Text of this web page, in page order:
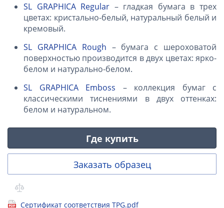
SL GRAPHICA Regular – гладкая бумага в трех
цветах: кристально-белый, натуральный белый и
кремовый.
SL GRAPHICA Rough – бумага с шероховатой
поверхностью производится в двух цветах: ярко-
белом и натурально-белом.
SL GRAPHICA Emboss
– коллекция бумаг с
классическими тиснениями в двух оттенках:
белом и натуральном.
Где купить
Заказать образец
Сертификат соответствия TPG.pdf